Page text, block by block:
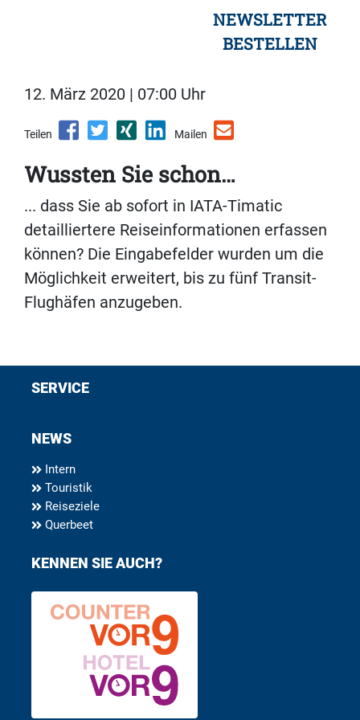
NEWSLETTER
BESTELLEN
12. März 2020 | 07:00 Uhr
Teilen Mailen
Wussten Sie schon…
... dass Sie ab sofort in IATA-Timatic
detailliertere Reiseinformationen erfassen
können? Die Eingabefelder wurden um die
Möglichkeit erweitert, bis zu fünf Transit-
Flughäfen anzugeben.
SERVICE
NEWS
Intern
Touristik
Reiseziele
Querbeet
KENNEN SIE AUCH?